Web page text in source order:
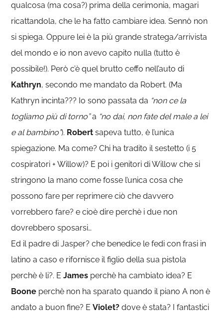
qualcosa (ma cosa?) prima della cerimonia, magari
ricattandola, che le ha fatto cambiare idea. Sennò non
si spiega. Oppure lei è la più grande stratega/arrivista
del mondo e io non avevo capito nulla (tutto è
possibile!). Però c’è quel brutto ceffo nell’auto di
Kathryn, secondo me mandato da Robert. (Ma
Kathryn incinta??? Io sono passata da “non ce la
togliamo più di torno”a “no dai, non fate del male a lei
e al bambino”). Robert sapeva tutto, è l’unica
spiegazione. Ma come? Chi ha tradito il sestetto (i 5
cospiratori + Willow)? E poi i genitori di Willow che si
stringono la mano come fosse l’unica cosa che
possono fare per reprimere ciò che davvero
vorrebbero fare? e cioè dire perchè i due non
dovrebbero sposarsi…
Ed il padre di Jasper? che benedice le fedi con frasi in
latino a caso e rifornisce il figlio della sua pistola
perchè è li?. EJames perchè ha cambiato idea? E
Boone perchè non ha sparato quando il piano A non è
andato a buon fine? EViolet? dove è stata? I fantastici